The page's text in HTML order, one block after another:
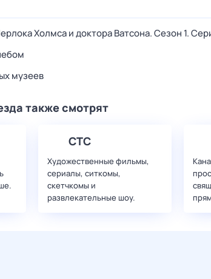
Холмса и доктора Ватсона. Сезон 1.
музеев
также смотрят
СТС
Художественные фильмы,
сериалы, ситкомы,
скетчкомы и
развлекательные шоу.